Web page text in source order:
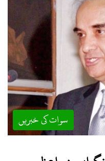
سوات کی خبریں